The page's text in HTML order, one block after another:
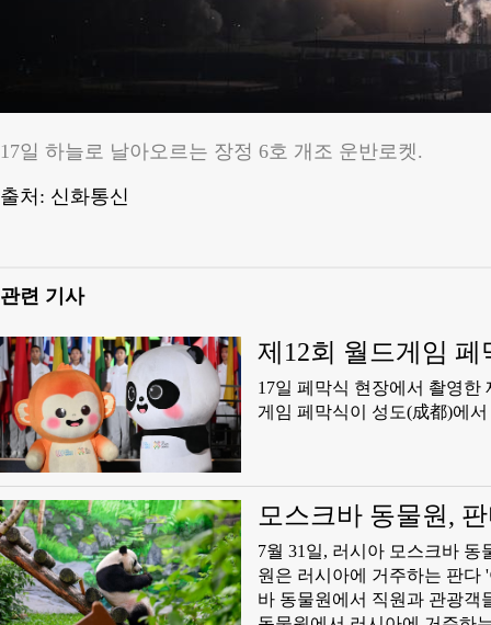
17일 하늘로 날아오르는 장정 6호 개조 운반로켓.
출처: 신화통신
관련 기사
제12회 월드게임
​17일 페막식 현장에서 촬영한
게임 페막식이 성도(成都)에
모스크바 동물원,
7월 31일, 러시아 모스크바
원은 러시아에 거주하는 판다
바 동물원에서 직원과 관광객